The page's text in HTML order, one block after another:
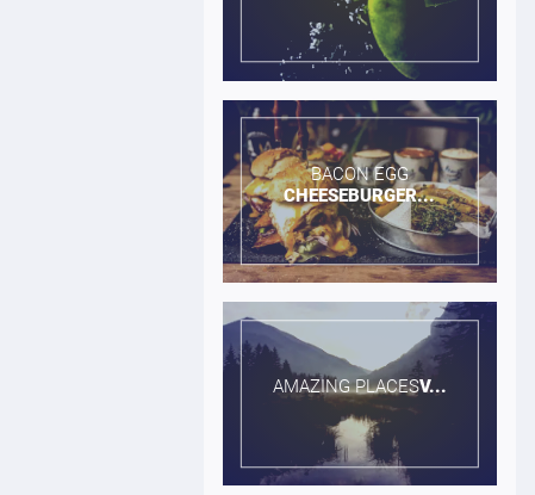
BACON EGG​
CHEESEBURGER...
AMAZING PLACES​V...